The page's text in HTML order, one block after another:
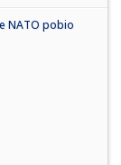
NATO pobio